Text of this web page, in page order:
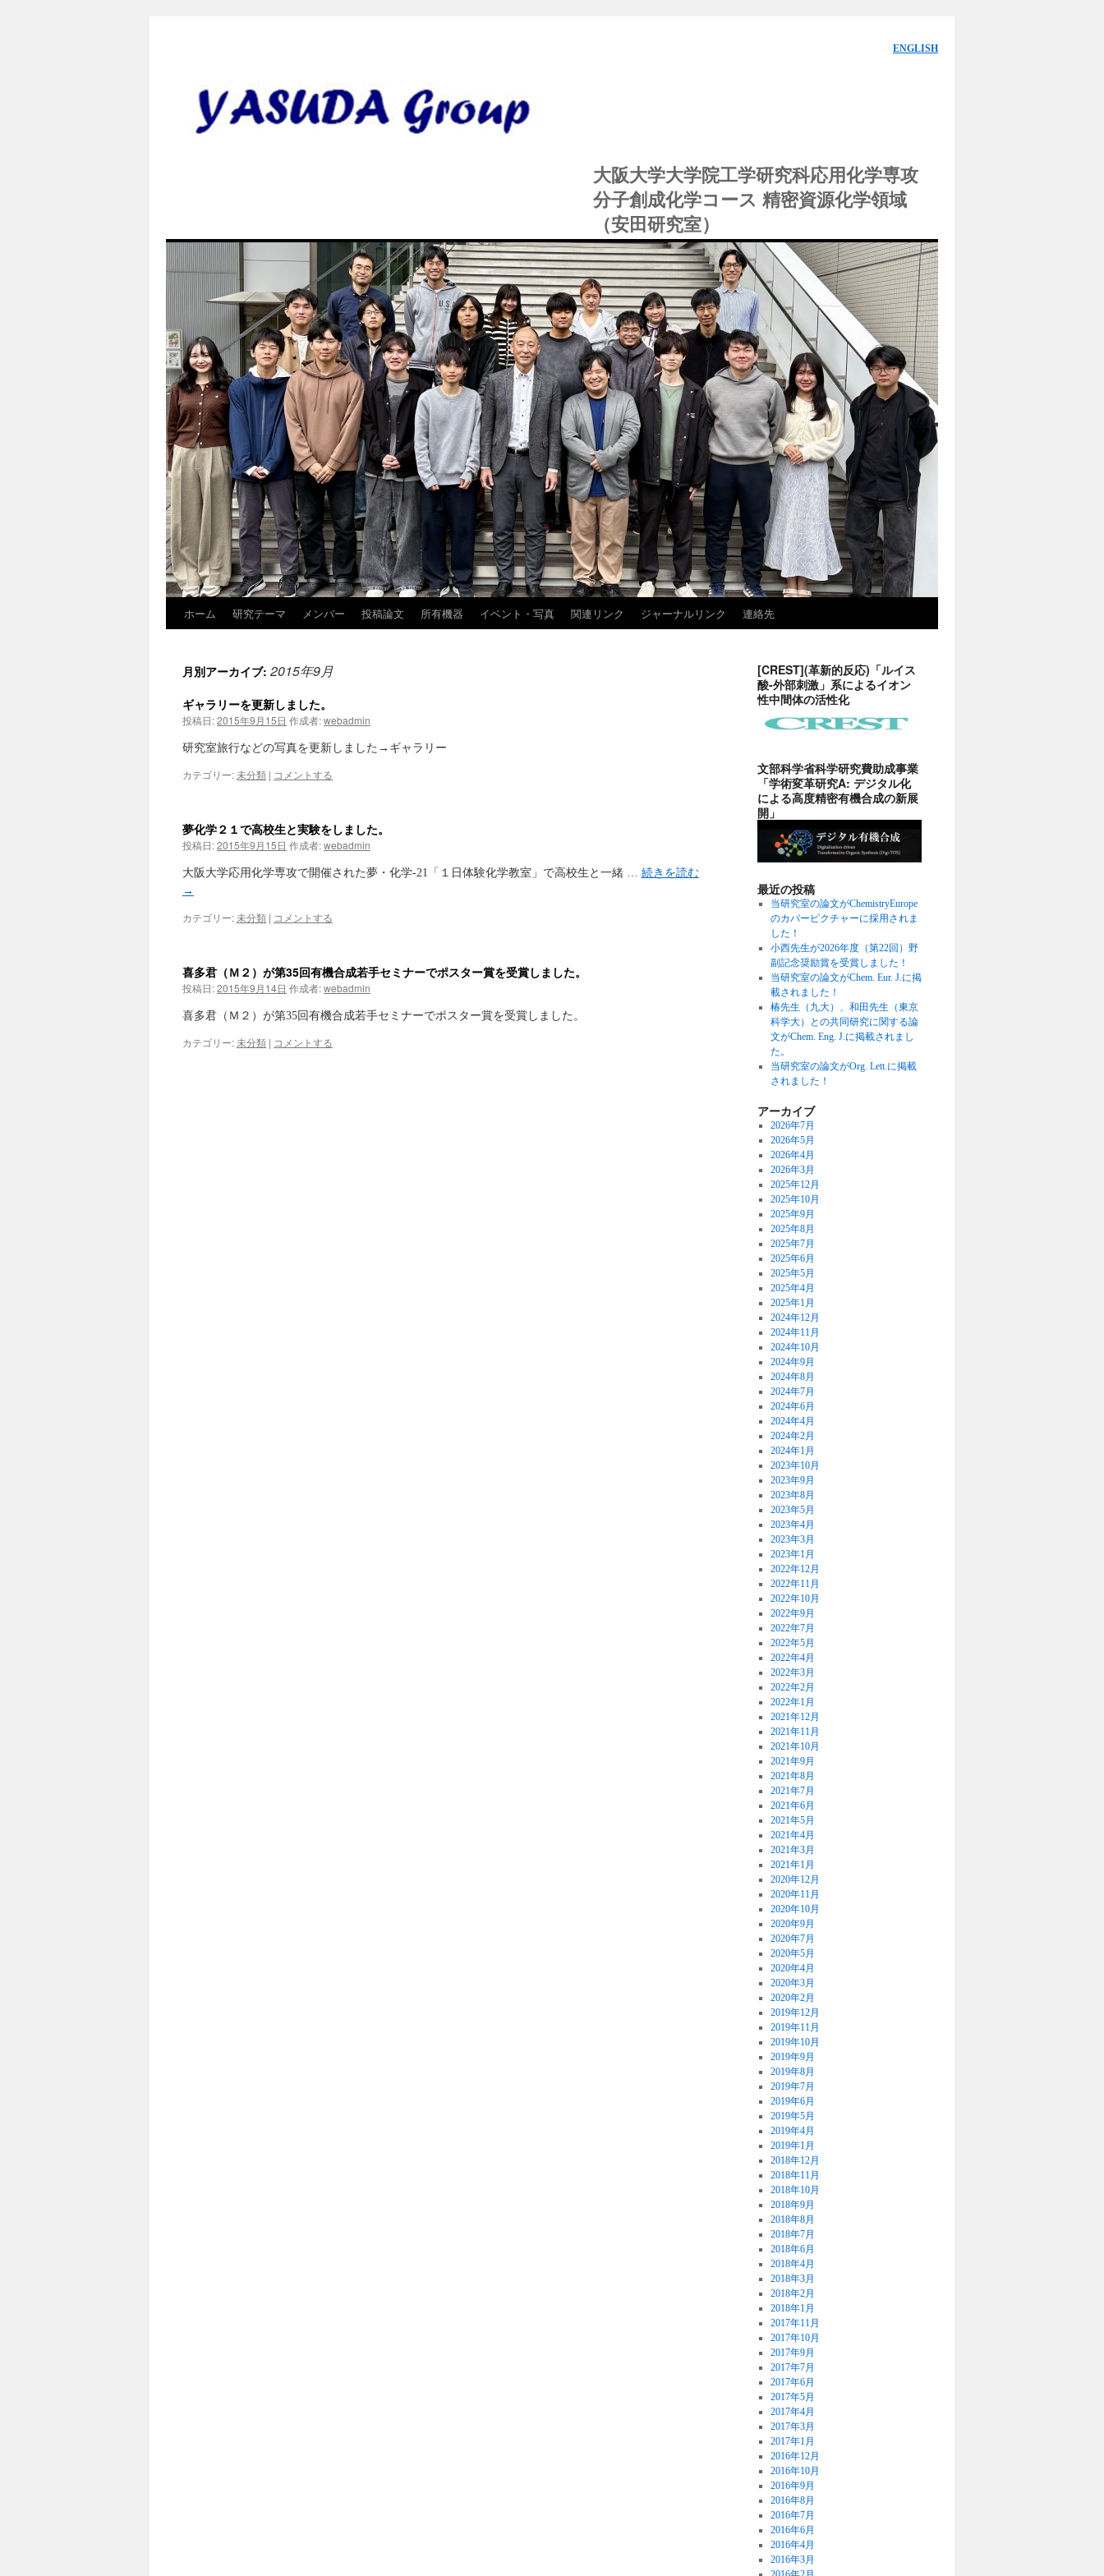
ENGLISH
田 誠
大阪大学大学院工学研究科応用化学専攻
分子創成化学コース 精密資源化学領域
（安田研究室）
ホーム 研究テーマ メンバー 投稿論文 所有機器 イベント・写真 関連リンク ジャーナルリンク 連絡先
月別アーカイブ: 2015年9月
ギャラリーを更新しました。
投稿日:2015年9月15日 作成者:webadmin
研究室旅行などの写真を更新しました→ギャラリー
カテゴリー:未分類 | コメントする
夢化学２１で高校生と実験をしました。
投稿日:2015年9月15日 作成者:webadmin
大阪大学応用化学専攻で開催された夢・化学-21「１日体験化学教室」で高校生と一緒 … 続きを読む
→
カテゴリー:未分類 | コメントする
喜多君（Ｍ２）が第35回有機合成若手セミナーでポスター賞を受賞しました。
投稿日:2015年9月14日 作成者:webadmin
喜多君（Ｍ２）が第35回有機合成若手セミナーでポスター賞を受賞しました。
カテゴリー:未分類 | コメントする
[CREST](革新的反応)「ルイス
酸-外部刺激」系によるイオン
性中間体の活性化
文部科学省科学研究費助成事業
「学術変革研究A: デジタル化
による高度精密有機合成の新展
開」
最近の投稿
当研究室の論文がChemistryEurope
のカバーピクチャーに採用されま
した！
小西先生が2026年度（第22回）野
副記念奨励賞を受賞しました！
当研究室の論文がChem. Eur. J.に掲
載されました！
椿先生（九大）、和田先生（東京
科学大）との共同研究に関する論
文がChem. Eng. J.に掲載されまし
た。
当研究室の論文がOrg. Lett.に掲載
されました！
アーカイブ
2026年7月
2026年5月
2026年4月
2026年3月
2025年12月
2025年10月
2025年9月
2025年8月
2025年7月
2025年6月
2025年5月
2025年4月
2025年1月
2024年12月
2024年11月
2024年10月
2024年9月
2024年8月
2024年7月
2024年6月
2024年4月
2024年2月
2024年1月
2023年10月
2023年9月
2023年8月
2023年5月
2023年4月
2023年3月
2023年1月
2022年12月
2022年11月
2022年10月
2022年9月
2022年7月
2022年5月
2022年4月
2022年3月
2022年2月
2022年1月
2021年12月
2021年11月
2021年10月
2021年9月
2021年8月
2021年7月
2021年6月
2021年5月
2021年4月
2021年3月
2021年1月
2020年12月
2020年11月
2020年10月
2020年9月
2020年7月
2020年5月
2020年4月
2020年3月
2020年2月
2019年12月
2019年11月
2019年10月
2019年9月
2019年8月
2019年7月
2019年6月
2019年5月
2019年4月
2019年1月
2018年12月
2018年11月
2018年10月
2018年9月
2018年8月
2018年7月
2018年6月
2018年4月
2018年3月
2018年2月
2018年1月
2017年11月
2017年10月
2017年9月
2017年7月
2017年6月
2017年5月
2017年4月
2017年3月
2017年1月
2016年12月
2016年10月
2016年9月
2016年8月
2016年7月
2016年6月
2016年4月
2016年3月